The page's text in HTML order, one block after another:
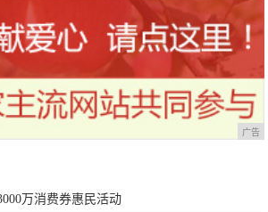
广告
万消费券惠民活动